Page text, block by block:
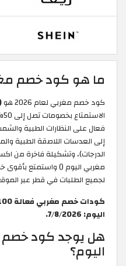
ما هو كود خصم مغربي
كود خصم مغربي لعام 2026 هو
فعال على النظارات الطبية
إلى العدسات اللاصقة الطبية
الدرجات)، وتشكيلة فاخرة من
مغربي اليوم () واستمتع
لجميع الطلبات في قطر عبر
اليوم: 7/8/2026.
اليوم؟